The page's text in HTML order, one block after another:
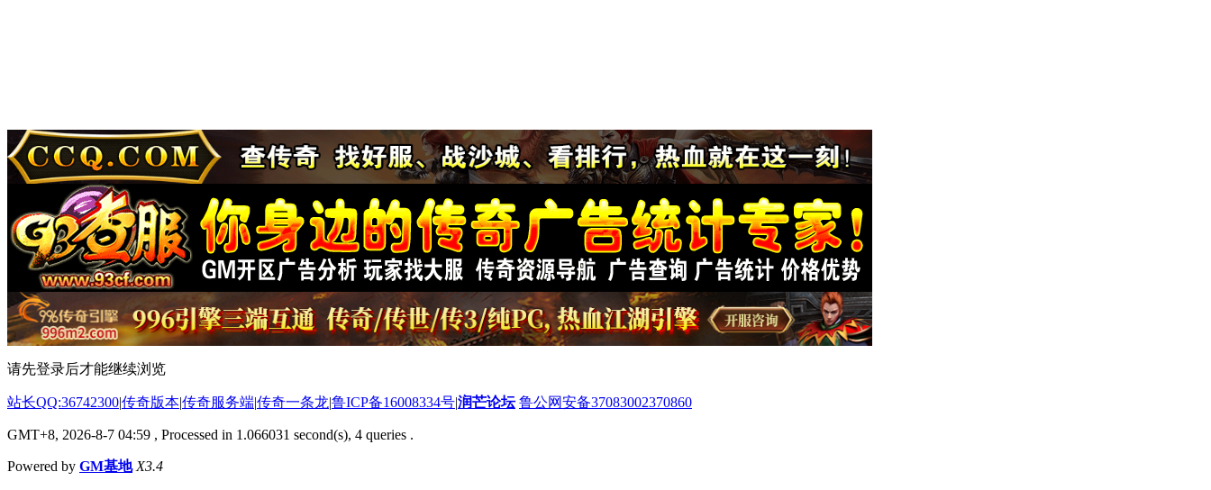
请先登录后才能继续浏览
站长QQ:36742300|传奇版本|传奇服务端|传奇一条龙|鲁ICP备16008334号|润芒论坛 鲁公网安备37083002370860
GMT+8, 2026-8-7 04:59 , Processed in 1.066031 second(s), 4 queries .
Powered by GM基地 X3.4